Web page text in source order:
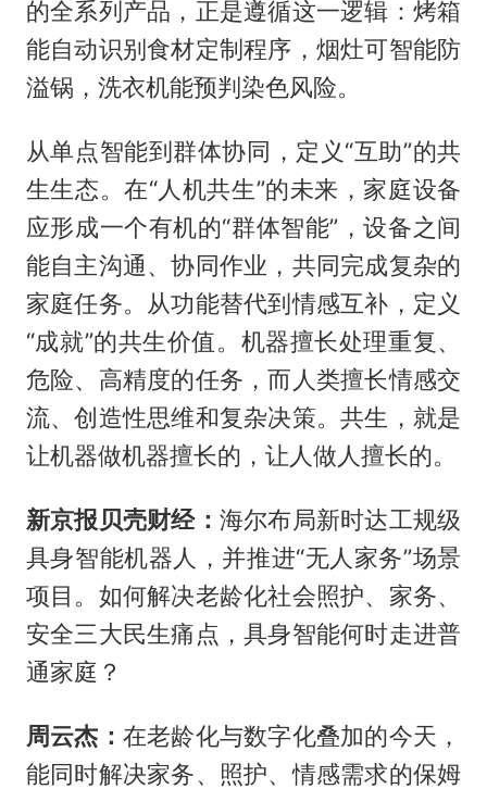
的全系列产品，正是遵循这一逻辑：烤箱
能自动识别食材定制程序，烟灶可智能防
溢锅，洗衣机能预判染色风险。
从单点智能到群体协同，定义“互助”的共
生生态。在“人机共生”的未来，家庭设备
应形成一个有机的“群体智能”，设备之间
能自主沟通、协同作业，共同完成复杂的
家庭任务。从功能替代到情感互补，定义
“成就”的共生价值。机器擅长处理重复、
危险、高精度的任务，而人类擅长情感交
流、创造性思维和复杂决策。共生，就是
让机器做机器擅长的，让人做人擅长的。
新京报贝壳财经： 海尔布局新时达工规级
具身智能机器人，并推进“无人家务”场景
项目。如何解决老龄化社会照护、家务、
安全三大民生痛点，具身智能何时走进普
通家庭？
周云杰： 在老龄化与数字化叠加的今天，
能同时解决家务、照护、情感需求的保姆